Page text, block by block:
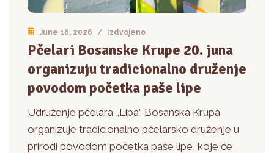
June 18, 2026 / Izdvojeno
Pčelari Bosanske Krupe 20. juna
organizuju tradicionalno druženje
povodom početka paše lipe
Udruženje pčelara „Lipa“ Bosanska Krupa
organizuje tradicionalno pčelarsko druženje u
prirodi povodom početka paše lipe, koje će